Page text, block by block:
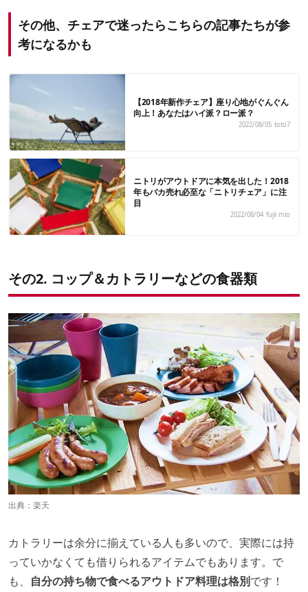
その他、チェアで迷ったらこちらの記事たちが参
考になるかも
【2018年新作チェア】座り心地がぐんぐん
向上！あなたはハイ派？ロー派？
2022/08/05 toto7
ニトリがアウトドアに本気を出した！2018
年もバカ売れ必至な「ニトリチェア」に注
目
2022/08/04 fujii mio
その2. コップ＆カトラリーなどの食器類
出典： 楽天
カトラリーは余分に揃えている人も多いので、実際には持
っていかなくても借りられるアイテムでもあります。で
も、 自分の持ち物で食べるアウトドア料理は格別です！